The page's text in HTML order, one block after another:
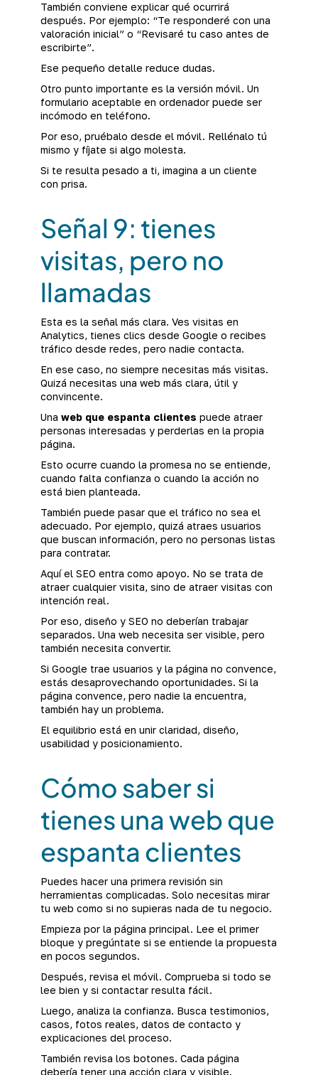
También conviene explicar qué ocurrirá
después. Por ejemplo: “Te responderé con una
valoración inicial” o “Revisaré tu caso antes de
escribirte”.
Ese pequeño detalle reduce dudas.
Otro punto importante es la versión móvil. Un
formulario aceptable en ordenador puede ser
incómodo en teléfono.
Por eso, pruébalo desde el móvil. Rellénalo tú
mismo y fíjate si algo molesta.
Si te resulta pesado a ti, imagina a un cliente
con prisa.
Señal 9: tienes
visitas, pero no
llamadas
Esta es la señal más clara. Ves visitas en
Analytics, tienes clics desde Google o recibes
tráfico desde redes, pero nadie contacta.
En ese caso, no siempre necesitas más visitas.
Quizá necesitas una web más clara, útil y
convincente.
Unaweb que espanta clientes puede atraer
personas interesadas y perderlas en la propia
página.
Esto ocurre cuando la promesa no se entiende,
cuando falta confianza o cuando la acción no
está bien planteada.
También puede pasar que el tráfico no sea el
adecuado. Por ejemplo, quizá atraes usuarios
que buscan información, pero no personas listas
para contratar.
Aquí el SEO entra como apoyo. No se trata de
atraer cualquier visita, sino de atraer visitas con
intención real.
Por eso, diseño y SEO no deberían trabajar
separados. Una web necesita ser visible, pero
también necesita convertir.
Si Google trae usuarios y la página no convence,
estás desaprovechando oportunidades. Si la
página convence, pero nadie la encuentra,
también hay un problema.
El equilibrio está en unir claridad, diseño,
usabilidad y posicionamiento.
Cómo saber si
tienes una web que
espanta clientes
Puedes hacer una primera revisión sin
herramientas complicadas. Solo necesitas mirar
tu web como si no supieras nada de tu negocio.
Empieza por la página principal. Lee el primer
bloque y pregúntate si se entiende la propuesta
en pocos segundos.
Después, revisa el móvil. Comprueba si todo se
lee bien y si contactar resulta fácil.
Luego, analiza la confianza. Busca testimonios,
casos, fotos reales, datos de contacto y
explicaciones del proceso.
También revisa los botones. Cada página
debería tener una acción clara y visible.